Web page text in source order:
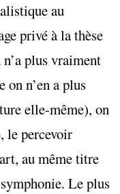
au
privé à la thèse
plus vraiment
on n’en a plus
elle-même), on
le percevoir
au même titre
Le plus